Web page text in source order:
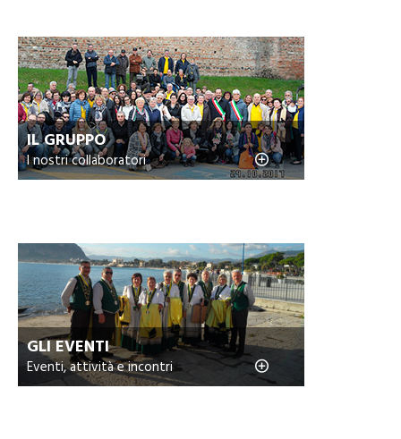
IL GRUPPO
I nostri collaboratori
GLI EVENTI
Eventi, attività e incontri